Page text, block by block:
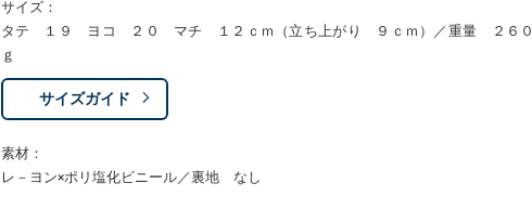
サイズ：
タテ １９ ヨコ ２０ マチ １２ｃｍ（立ち上がり ９ｃｍ）／重量 ２６０
ｇ
サイズガイド
素材：
レ－ヨン×ポリ塩化ビニール／裏地 なし